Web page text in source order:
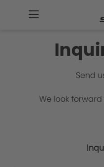
Send
We look